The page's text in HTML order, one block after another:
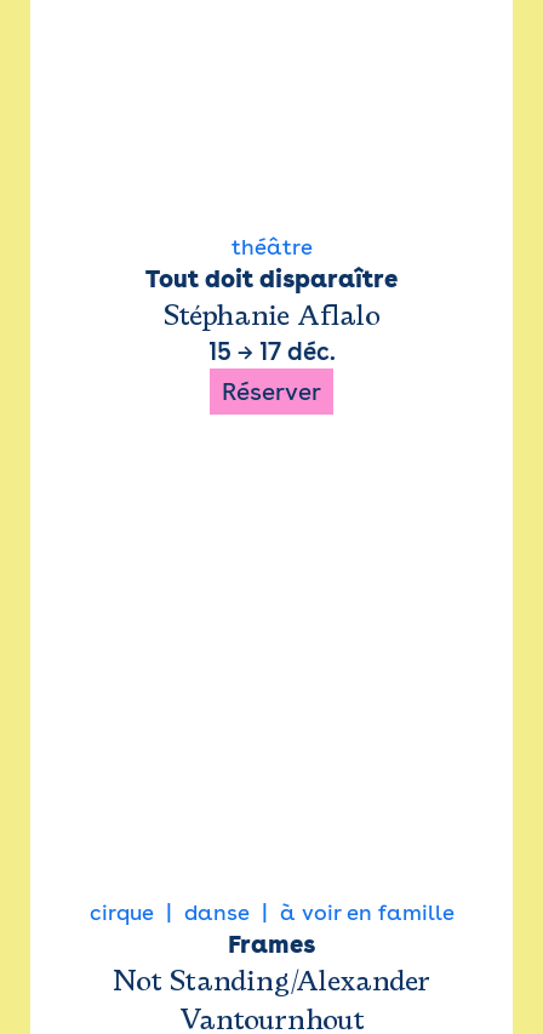
théâtre
Tout doit disparaître
Stéphanie Aflalo
15 → 17 déc.
Réserver
cirque danse à voir en famille
Frames
Not Standing/Alexander
Vantournhout